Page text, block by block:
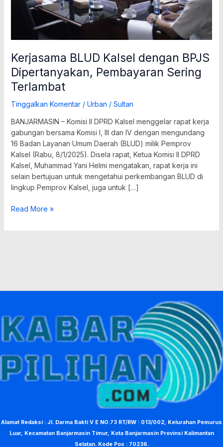
Kerjasama BLUD Kalsel dengan BPJS
Dipertanyakan, Pembayaran Sering
Terlambat
Tinggalkan Komentar / Urban / Sultan
BANJARMASIN – Komisi II DPRD Kalsel menggelar rapat kerja
gabungan bersama Komisi I, III dan IV dengan mengundang
16 Badan Layanan Umum Daerah (BLUD) milik Pemprov
Kalsel (Rabu, 8/1/2025). Disela rapat, Ketua Komisi II DPRD
Kalsel, Muhammad Yani Helmi mengatakan, rapat kerja ini
selain bertujuan untuk mengetahui perkembangan BLUD di
lingkup Pemprov Kalsel, juga untuk […]
Read More »
Alamat Redaksi : Jl. Darma Bakti V E NO.73 RT/RW : 013/002, Kelurahan Pemurus
Luar, Kecamatan Banjarmasin Timur, Kota Banjarmasin Provinsi Kalimantan
Selatan. Kode Pos : 70236.